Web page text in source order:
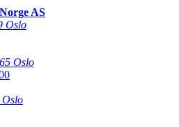
AS
Oslo
Oslo
Oslo